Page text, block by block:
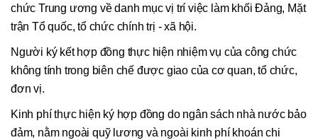
chức Trung ương về danh mục vị trí việc làm khối Đảng, Mặt
trận Tổ quốc, tổ chức chính trị - xã hội.
Người ký kết hợp đồng thực hiện nhiệm vụ của công chức
không tính trong biên chế được giao của cơ quan, tổ chức,
đơn vị.
Kinh phí thực hiện ký hợp đồng do ngân sách nhà nước bảo
đảm, nằm ngoài quỹ lương và ngoài kinh phí khoán chi